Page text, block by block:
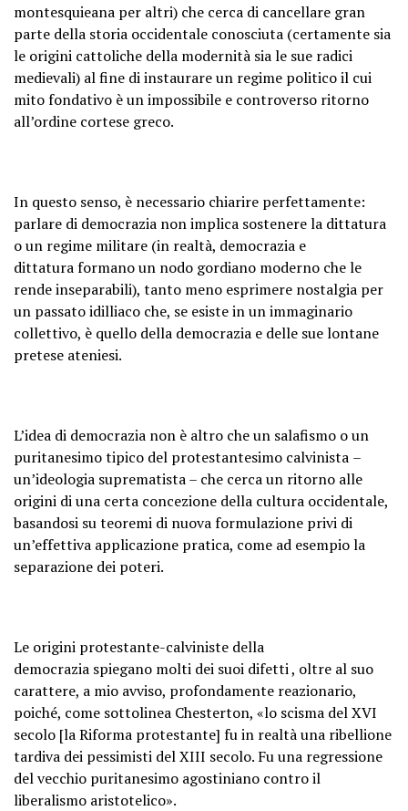
montesquieana per altri) che cerca di cancellare gran
parte della storia occidentale conosciuta (certamente sia
le origini cattoliche della modernità sia le sue radici
medievali) al fine di instaurareun regime politico il cui
mito fondativo è un impossibile e controverso ritorno
all’ordine cortese greco.
In questo senso, è necessario chiarire perfettamente:
parlare di democrazia non implica sostenere la dittatura
o un regime militare (in realtà, democrazia e
dittaturaformano un nodo gordiano moderno che le
rende inseparabili), tanto meno esprimere nostalgia per
un passato idilliaco che, se esiste in un immaginario
collettivo, è quello della democrazia e delle sue lontane
pretese ateniesi.
L’idea di democrazia non è altro che un salafismo o un
puritanesimo tipico del protestantesimo calvinista –
un’ideologia suprematista – che cerca un ritorno alle
origini di una certa concezione della cultura occidentale,
basandosi su teoremi di nuova formulazione privi di
un’effettiva applicazione pratica, come ad esempio la
separazione dei poteri.
Le origini protestante-calviniste della
democrazia spiegano molti dei suoi difetti , oltre al suo
carattere, a mio avviso, profondamente reazionario,
poiché, come sottolinea Chesterton, «lo scisma del XVI
secolo [la Riforma protestante] fu in realtà una ribellione
tardiva dei pessimisti del XIII secolo. Fu una regressione
del vecchio puritanesimo agostiniano contro il
liberalismo aristotelico».